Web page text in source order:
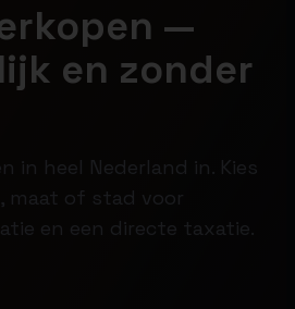
—
en zonder
in heel Nederland in. Kies
maat of stad voor
en een directe taxatie.